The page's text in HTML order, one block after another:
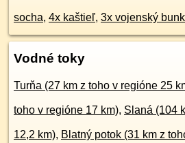
socha, 4x kaštieľ, 3x vojenský
Vodné toky
Turňa (27 km z toho v regióne 25
toho v regióne 17 km), Slaná (104
12,2 km), Blatný potok (31 km z